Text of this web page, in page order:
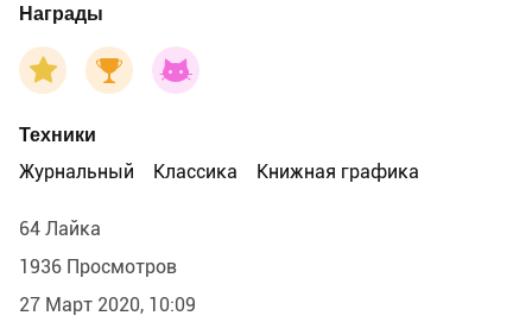
Награды
Техники
Журнальный
Классика Книжная графика
64 Лайка
1936 Просмотров
27 Март 2020, 10:09